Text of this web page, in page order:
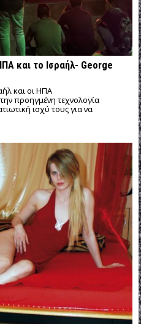
και το Ισραήλ- George
και οι ΗΠΑ
προηγμένη τεχνολογία
ισχύ τους για να